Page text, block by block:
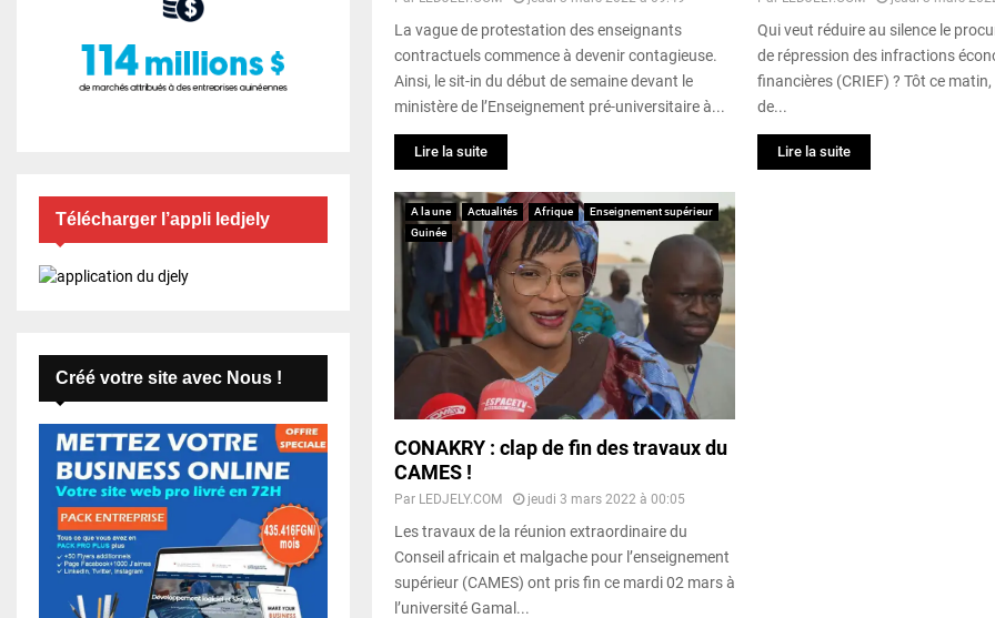
La vague de protestation des enseignants
contractuels commence à devenir contagieuse.
Ainsi, le sit-in du début de semaine devant le
ministère de l’Enseignement pré-universitaire à...
Lire la suite
Qui veut réduire au silence le
de répression des infractions
financières (CRIEF) ? Tôt ce
de...
Lire la suite
A la une Actualités Afrique
Enseignement supérieur
Guinée
CONAKRY : clap de fin des travaux du
CAMES !
Par LEDJELY.COM jeudi 3 mars 2022 à 00:05
Les travaux de la réunion extraordinaire du
Conseil africain et malgache pour l’enseignement
supérieur (CAMES) ont pris fin ce mardi 02 mars à
l’université Gamal...
Télécharger l’appli ledjely
Créé votre site avec Nous !